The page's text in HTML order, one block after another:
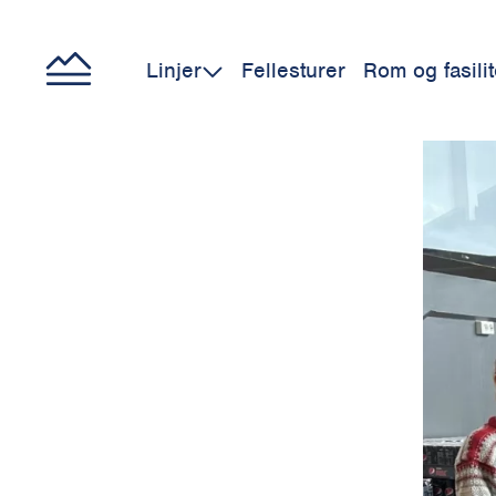
Linjer Fellesturer Rom og